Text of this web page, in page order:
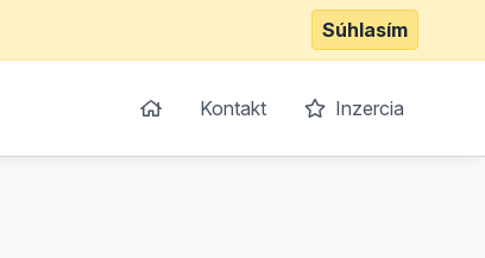
Súhlasím
Kontakt Inzercia